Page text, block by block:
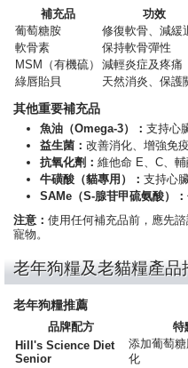
補充品 功效
葡萄糖胺
修復軟骨、減緩
軟骨素
保持軟骨彈性
MSM（有機硫）
減輕炎症及疼痛
綠唇貽貝
天然消炎、保護
其他重要補充品
魚油（Omega-3）： 支持心
益生菌： 改善消化、增強免
抗氧化劑： 維他命 E、C、
牛磺酸（貓專用）： 支持心
SAMe（S-腺苷甲硫氨酸）：
注意： 使用任何補充品前，應先
寵物。
老年狗糧及老貓糧產品
老年狗糧推薦
品牌配方 特
Hill's Science Diet
Senior
添加葡萄
化